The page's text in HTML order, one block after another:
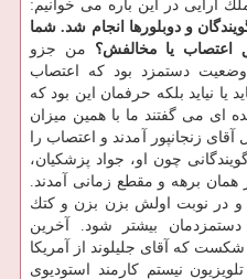
آرایی در این باره می خوانیم:
گویندگان و دوبلورها انجام شد. شما
اعتصاب یا مخالفش؟ من جزو
دستمزد بود كه اعتصاب
یا نیاید بلكه حرفمان این بود كه
عده ای می گفتند ما با همین میزان
زنجانپور آمدند و اعتصاب را
چون او، جواد پزشكیان،
برهه و مقطع زمانی آمدند.
و در نوبت اولش بزن بزن و كتك
بیشتر شود. آخرین
كه آقای جلیلوند از آمریكا
نیستم كارمند استودیوی